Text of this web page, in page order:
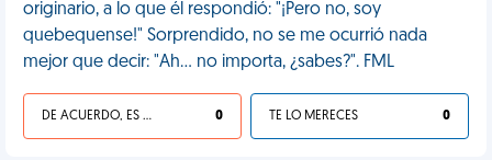
originario, a lo que él respondió: "¡Pero no, soy
quebequense!" Sorprendido, no se me ocurrió nada
mejor que decir: "Ah... no importa, ¿sabes?". FML
DE ACUERDO, ES UNA VIDA HP 0 TE LO MERECES 0